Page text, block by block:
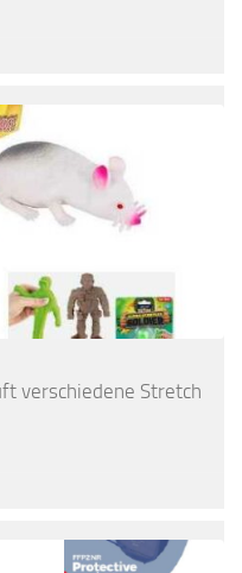
verschiedene Stretch